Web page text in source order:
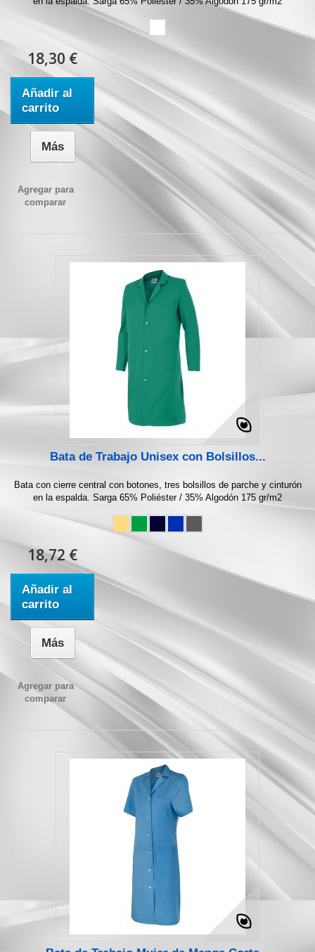
18,30 €
Añadir al
carrito
Más
Agregar para
comparar
Bata de Trabajo Unisex con Bolsillos...
Bata con cierre central con botones, tres bolsillos de parche y cinturón
en la espalda. Sarga 65% Poliéster / 35% Algodón 175 gr/m2
18,72 €
Añadir al
carrito
Más
Agregar para
comparar